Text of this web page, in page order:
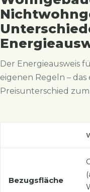
Der Energieausweis
eigenen Regeln –
Preisunterschied
Bezugsfläche